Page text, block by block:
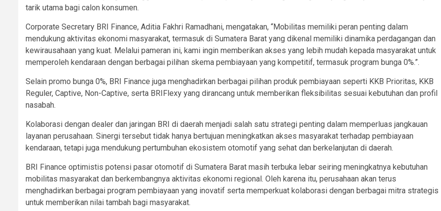
tarik utama bagi calon konsumen.
Corporate Secretary BRI Finance, Aditia Fakhri Ramadhani, mengatakan, “Mobilitas memiliki peran penting dalam
mendukung aktivitas ekonomi masyarakat, termasuk di Sumatera Barat yang dikenal memiliki dinamika perdagangan dan
kewirausahaan yang kuat. Melalui pameran ini, kami ingin memberikan akses yang lebih mudah kepada masyarakat untuk
memperoleh kendaraan dengan berbagai pilihan skema pembiayaan yang kompetitif, termasuk program bunga 0%.”.
Selain promo bunga 0%, BRI Finance juga menghadirkan berbagai pilihan produk pembiayaan seperti KKB Prioritas, KKB
Reguler, Captive, Non-Captive, serta BRIFlexy yang dirancang untuk memberikan fleksibilitas sesuai kebutuhan dan profil
nasabah.
Kolaborasi dengan dealer dan jaringan BRI di daerah menjadi salah satu strategi penting dalam memperluas jangkauan
layanan perusahaan. Sinergi tersebut tidak hanya bertujuan meningkatkan akses masyarakat terhadap pembiayaan
kendaraan, tetapi juga mendukung pertumbuhan ekosistem otomotif yang sehat dan berkelanjutan di daerah.
BRI Finance optimistis potensi pasar otomotif di Sumatera Barat masih terbuka lebar seiring meningkatnya kebutuhan
mobilitas masyarakat dan berkembangnya aktivitas ekonomi regional. Oleh karena itu, perusahaan akan terus
menghadirkan berbagai program pembiayaan yang inovatif serta memperkuat kolaborasi dengan berbagai mitra strategis
untuk memberikan nilai tambah bagi masyarakat.